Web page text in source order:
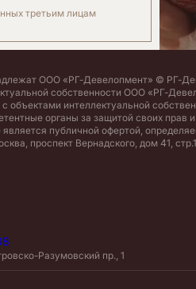
третьим лицам
ООО «РГ-Девелопмент» © РГ-
собственности ООО «РГ-
объектами интеллектуальной
органы за защитой своих
публичной офертой,
проспект Вернадского, дом 41,
Разумовский пр., 1